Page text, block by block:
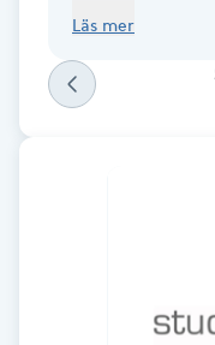
Hatha Yoga
Headspa
Läs mer